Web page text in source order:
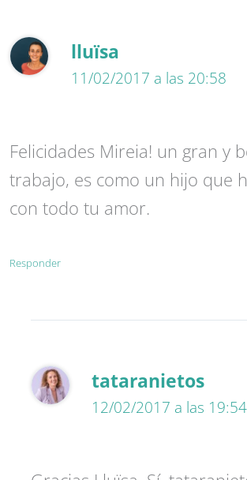
lluïsa
11/02/2017 a las 20:58
Felicidades Mireia! un gran y
trabajo, es como un hijo que
con todo tu amor.
Responder
tataranietos
12/02/2017 a las 19:54